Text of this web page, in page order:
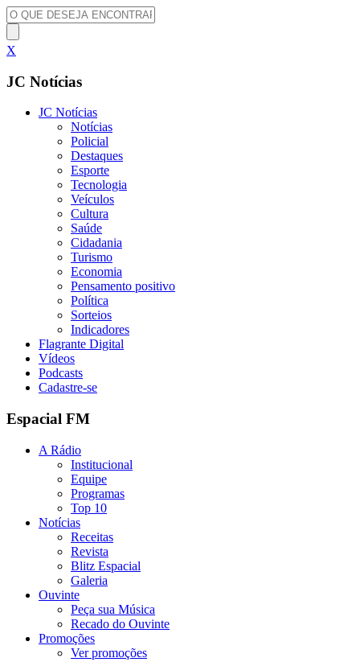
X
JC Notícias
JC Notícias
Notícias
Policial
Destaques
Esporte
Tecnologia
Veículos
Cultura
Saúde
Cidadania
Turismo
Economia
Pensamento positivo
Política
Sorteios
Indicadores
Flagrante Digital
Vídeos
Podcasts
Cadastre-se
Espacial FM
A Rádio
Institucional
Equipe
Programas
Top 10
Notícias
Receitas
Revista
Blitz Espacial
Galeria
Ouvinte
Peça sua Música
Recado do Ouvinte
Promoções
Ver promoções